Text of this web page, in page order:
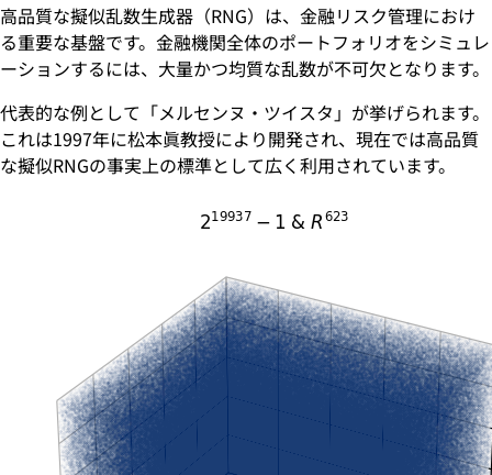
高品質な擬似乱数生成器（RNG）は、金融リスク管理におけ
る重要な基盤です。金融機関全体のポートフォリオをシミュレ
ーションするには、大量かつ均質な乱数が不可欠となります。
代表的な例として「メルセンヌ・ツイスタ」が挙げられます。
これは1997年に松本眞教授により開発され、現在では高品質
な擬似RNGの事実上の標準として広く利用されています。